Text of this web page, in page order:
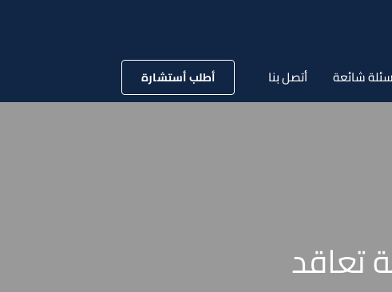
شائعة أتصل بنا أطلب أستشارة